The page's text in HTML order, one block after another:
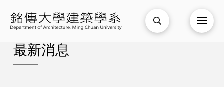
最新消息